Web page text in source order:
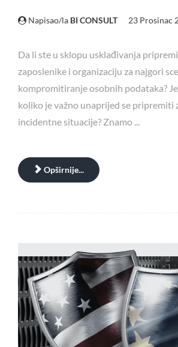
Napisao/la BI CONSULT 23 Prosinac
Da li ste u sklopu usklađivanja
zaposlenike i organizaciju za najgori
kompromitiranje osobnih podataka?
koliko je važno unaprijed se pripremiti
incidentne situacije? Znamo ...
Opširnije...